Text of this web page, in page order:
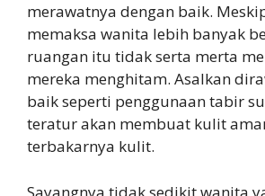
merawatnya dengan baik.
memaksa wanita lebih banyak
ruangan itu tidak serta merta
mereka menghitam. Asalkan
baik seperti penggunaan tabir
teratur akan membuat kulit
terbakarnya kulit.
Sayangnya tidak sedikit wanita